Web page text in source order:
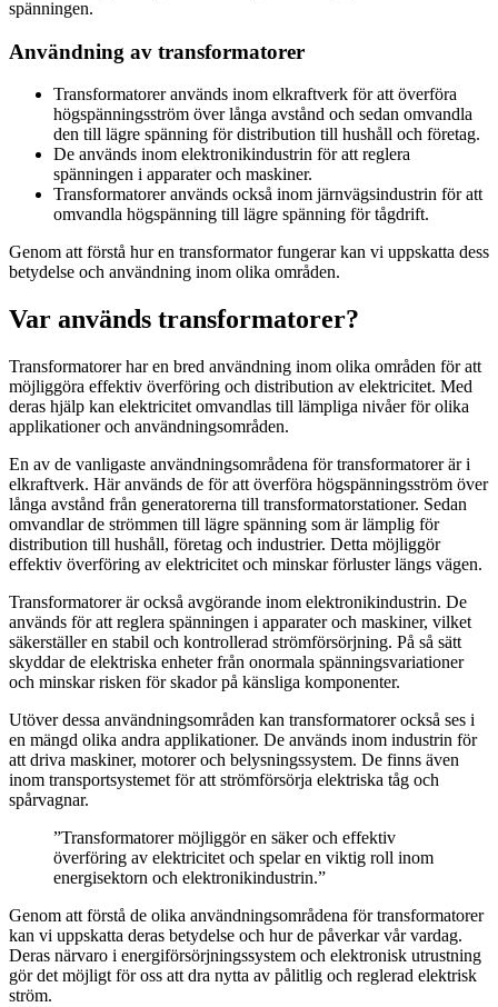
spänningen.
Användning av transformatorer
Transformatorer används inom elkraftverk för att överföra
högspänningsström över långa avstånd och sedan omvandla
den till lägre spänning för distribution till hushåll och företag.
De används inom elektronikindustrin för att reglera
spänningen i apparater och maskiner.
Transformatorer används också inom järnvägsindustrin för att
omvandla högspänning till lägre spänning för tågdrift.
Genom att förstå hur en transformator fungerar kan vi uppskatta dess
betydelse och användning inom olika områden.
Var används transformatorer?
Transformatorer har en bred användning inom olika områden för att
möjliggöra effektiv överföring och distribution av elektricitet. Med
deras hjälp kan elektricitet omvandlas till lämpliga nivåer för olika
applikationer och användningsområden.
En av de vanligaste användningsområdena för transformatorer är i
elkraftverk. Här används de för att överföra högspänningsström över
långa avstånd från generatorerna till transformatorstationer. Sedan
omvandlar de strömmen till lägre spänning som är lämplig för
distribution till hushåll, företag och industrier. Detta möjliggör
effektiv överföring av elektricitet och minskar förluster längs vägen.
Transformatorer är också avgörande inom elektronikindustrin. De
används för att reglera spänningen i apparater och maskiner, vilket
säkerställer en stabil och kontrollerad strömförsörjning. På så sätt
skyddar de elektriska enheter från onormala spänningsvariationer
och minskar risken för skador på känsliga komponenter.
Utöver dessa användningsområden kan transformatorer också ses i
en mängd olika andra applikationer. De används inom industrin för
att driva maskiner, motorer och belysningssystem. De finns även
inom transportsystemet för att strömförsörja elektriska tåg och
spårvagnar.
”Transformatorer möjliggör en säker och effektiv
överföring av elektricitet och spelar en viktig roll inom
energisektorn och elektronikindustrin.”
Genom att förstå de olika användningsområdena för transformatorer
kan vi uppskatta deras betydelse och hur de påverkar vår vardag.
Deras närvaro i energiförsörjningssystem och elektronisk utrustning
gör det möjligt för oss att dra nytta av pålitlig och reglerad elektrisk
ström.